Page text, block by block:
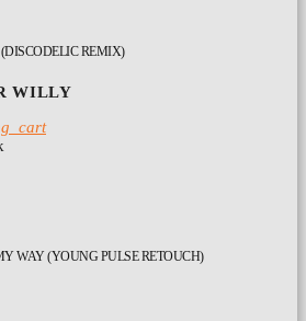
REMIX)
WILLY
WAY (YOUNG PULSE RETOUCH)